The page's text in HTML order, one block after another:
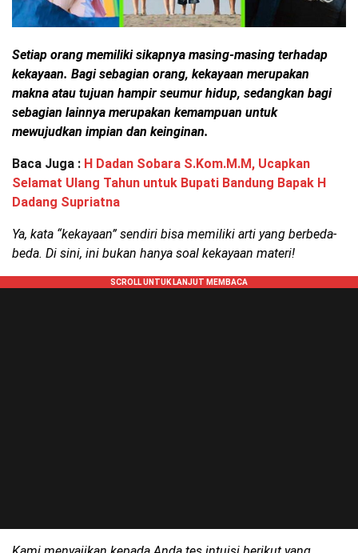
Setiap orang memiliki sikapnya masing-masing terhadap
kekayaan. Bagi sebagian orang, kekayaan merupakan
makna atau tujuan hampir seumur hidup, sedangkan bagi
sebagian lainnya merupakan kemampuan untuk
mewujudkan impian dan keinginan.
Baca Juga : H Dadan Sobara S.Kom.M.M, Ucapkan
Selamat Ulang Tahun untuk Bupati Bandung Bapak H
Dadang Supriatna
Ya, kata “kekayaan” sendiri bisa memiliki arti yang berbeda-
beda. Di sini, ini bukan hanya soal kekayaan materi!